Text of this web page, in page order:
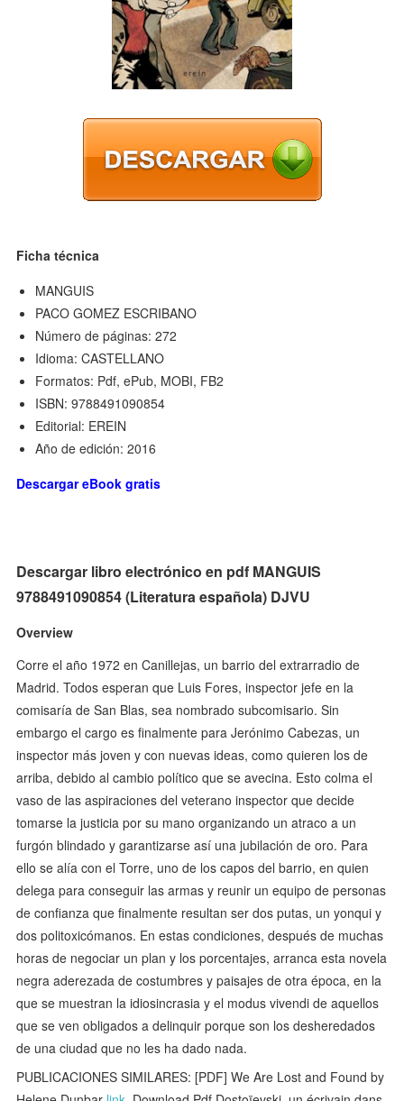
Ficha técnica
MANGUIS
PACO GOMEZ ESCRIBANO
Número de páginas: 272
Idioma: CASTELLANO
Formatos: Pdf, ePub, MOBI, FB2
ISBN: 9788491090854
Editorial: EREIN
Año de edición: 2016
Descargar eBook gratis
Descargar libro electrónico en pdf MANGUIS
9788491090854 (Literatura española) DJVU
Overview
Corre el año 1972 en Canillejas, un barrio del extrarradio de
Madrid. Todos esperan que Luis Fores, inspector jefe en la
comisaría de San Blas, sea nombrado subcomisario. Sin
embargo el cargo es finalmente para Jerónimo Cabezas, un
inspector más joven y con nuevas ideas, como quieren los de
arriba, debido al cambio político que se avecina. Esto colma el
vaso de las aspiraciones del veterano inspector que decide
tomarse la justicia por su mano organizando un atraco a un
furgón blindado y garantizarse así una jubilación de oro. Para
ello se alía con el Torre, uno de los capos del barrio, en quien
delega para conseguir las armas y reunir un equipo de personas
de confianza que finalmente resultan ser dos putas, un yonqui y
dos politoxicómanos. En estas condiciones, después de muchas
horas de negociar un plan y los porcentajes, arranca esta novela
negra aderezada de costumbres y paisajes de otra época, en la
que se muestran la idiosincrasia y el modus vivendi de aquellos
que se ven obligados a delinquir porque son los desheredados
de una ciudad que no les ha dado nada.
PUBLICACIONES SIMILARES: [PDF] We Are Lost and Found by